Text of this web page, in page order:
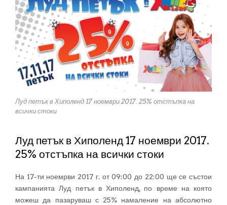
Луд петък в Хиполенд 17 ноември 2017. 25% отстъпка на
всички стоки
Луд петък в Хиполенд 17 ноември 2017.
25% отстъпка на всички стоки
На 17-ти ноемрви 2017 г. от 09:00 до 22:00 ще се състои
кампанията Луд петък в Хиполенд, по време на която
можеш да пазаруваш с 25% намаление на абсолютно